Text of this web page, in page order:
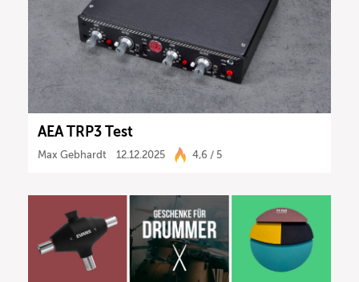
AEA TRP3 Test
Max Gebhardt 12.12.2025 4,6 / 5